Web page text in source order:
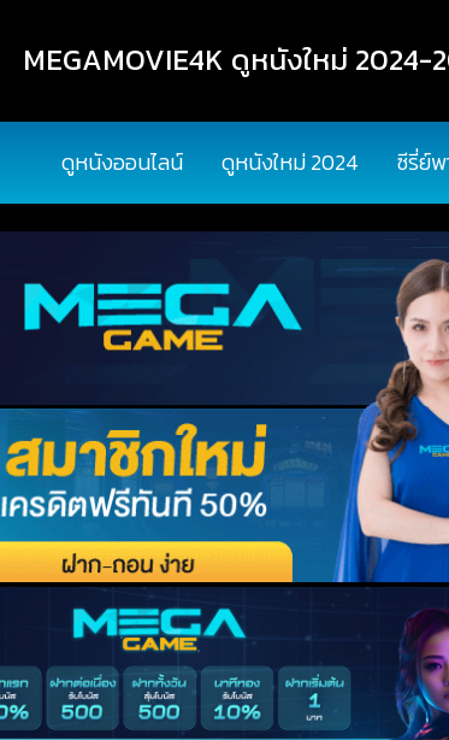
MEGAMOVIE4K ดูหนังใหม่
ดูหนังออนไลน์ ดูหนังใหม่ 2024 ซีรี่ย์